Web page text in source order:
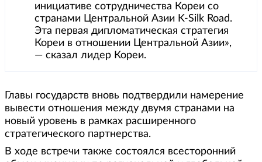
инициативе сотрудничества Кореи со
странами Центральной Азии K-Silk Road.
Эта первая дипломатическая стратегия
Кореи в отношении Центральной Азии»,
— сказал лидер Кореи.
Главы государств вновь подтвердили намерение
вывести отношения между двумя странами на
новый уровень в рамках расширенного
стратегического партнерства.
В ходе встречи также состоялся всесторонний